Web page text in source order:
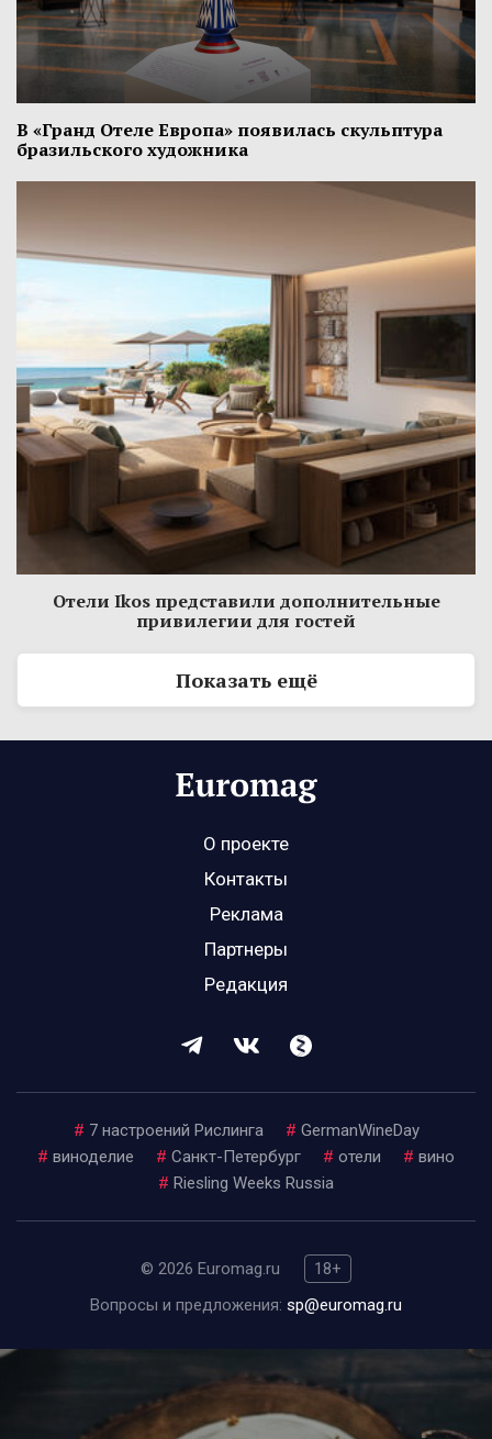
В «Гранд Отеле Европа» появилась скульптура
бразильского художника
Отели Ikos представили дополнительные
привилегии для гостей
Показать ещё
О проекте
Контакты
Реклама
Партнеры
Редакция
# 7 настроений Рислинга # GermanWineDay
# виноделие # Санкт-Петербург # отели # вино
# Riesling Weeks Russia
© 2026 Euromag.ru
18+
Вопросы и предложения: sp@euromag.ru